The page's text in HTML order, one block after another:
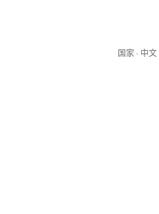
国家 · 中文